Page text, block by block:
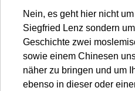
Nein, es geht hier nicht
Siegfried Lenz sondern
Geschichte zwei
sowie einem Chinesen
näher zu bringen und um
ebenso in dieser oder